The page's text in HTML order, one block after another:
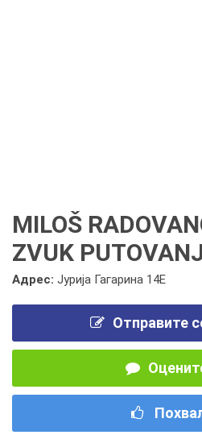
MILOŠ
ZVUK
Адрес: Јурија Гагарина 14Е
Отправите